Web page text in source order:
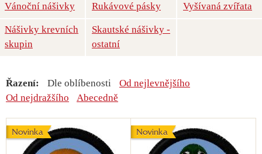
Vánoční nášivky Rukávové pásky Vyšívaná zvířata
Nášivky krevních
skupin
Skautské nášivky -
ostatní
Řazení: Dle oblíbenosti
Od nejlevnějšího
Od nejdražšího
Abecedně
Novinka Novinka